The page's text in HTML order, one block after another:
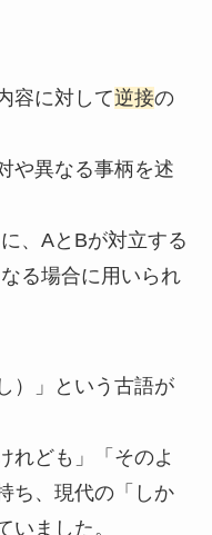
容に対して逆接の
や異なる事柄を述
、AとBが対立する
る場合に用いられ
）」という古語が
れども」「そのよ
ち、現代の「しか
いました。